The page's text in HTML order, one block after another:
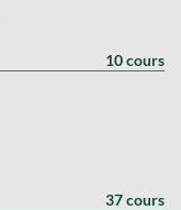
10 cours
37 cours